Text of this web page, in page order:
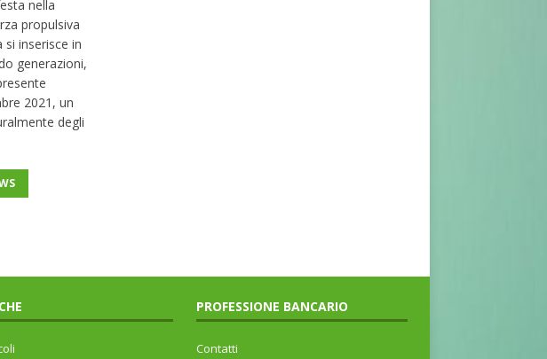
nella
propulsiva
inserisce in
generazioni,
2021, un
degli
PROFESSIONE BANCARIO
Contatti